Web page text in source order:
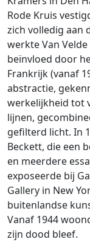
Rode Kruis
zich volledig aan
werkte Van
beïnvloed door
Frankrijk (vanaf
abstractie,
werkelijkheid tot
lijnen,
gefilterd licht. In
Beckett, die een
en meerdere
exposeerde bij
Gallery in New
buitenlandse
Vanaf 1944
zijn dood bleef.